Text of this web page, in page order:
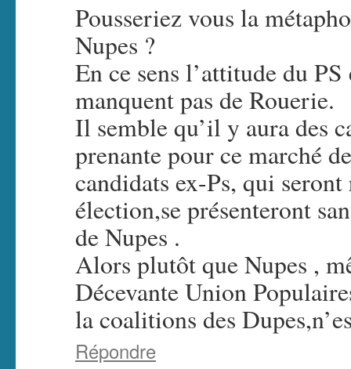
Pousseriez vous la
Nupes ?
En ce sens l’attitude du
manquent pas de Rouerie.
Il semble qu’il y aura des
prenante pour ce marché
candidats ex-Ps, qui
élection,se présenteront
de Nupes .
Alors plutôt que Nupes ,
Décevante Union
la coalitions des
Répondre